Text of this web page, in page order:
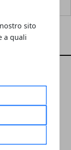
sito
a quali